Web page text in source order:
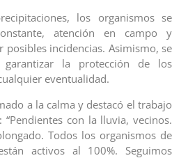
los organismos se
atención en campo y
incidencias. Asimismo, se
la protección de los
eventualidad.
a la calma y destacó el trabajo
con la lluvia, vecinos.
Todos los organismos de
activos al 100%. Seguimos